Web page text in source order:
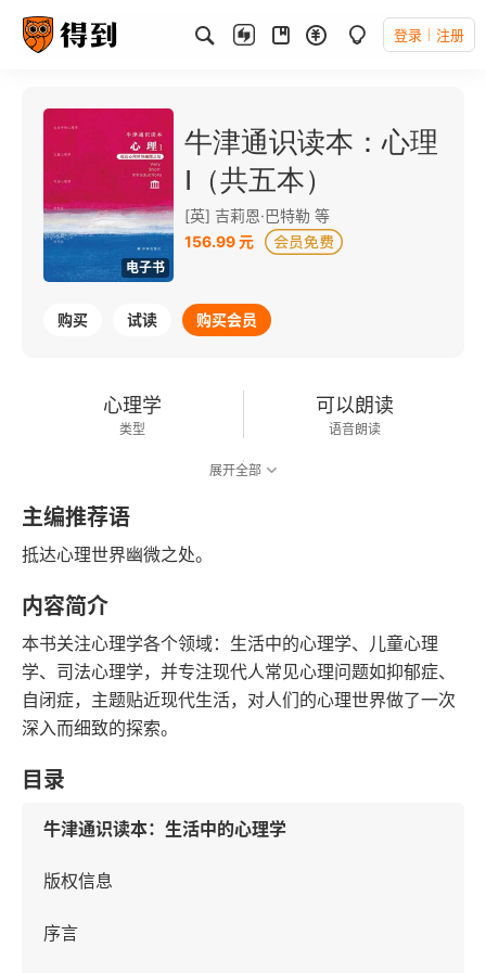
登录 注册
电子书
牛津通识读本：心理
I（共五本）
[英] 吉莉恩·巴特勒 等
156.99 元
购买 试读 购买会员
心理学
类型
可以朗读
语音朗读
展开全部
主编推荐语
抵达心理世界幽微之处。
内容简介
本书关注心理学各个领域：生活中的心理学、儿童心理
学、司法心理学，并专注现代人常见心理问题如抑郁症、
自闭症，主题贴近现代生活，对人们的心理世界做了一次
深入而细致的探索。
目录
牛津通识读本：生活中的心理学
版权信息
序言